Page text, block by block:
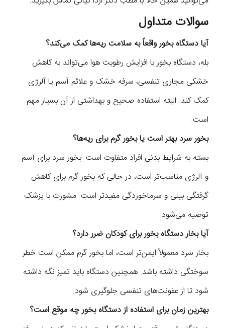
سوالات متداول
آیا دستگاه بخور واقعاً به سلامت ریه‌ها کمک می‌کند؟
بله، دستگاه بخور با افزایش رطوبت هوا می‌تواند به کاهش
خشکی مجاری تنفسی، سرفه خشک و علائم آسم یا آلرژی
کمک کند. البته استفاده صحیح و بهداشتی از آن بسیار مهم
است.
بخور سرد بهتر است یا بخور گرم برای ریه‌ها؟
بسته به شرایط بدنی افراد متفاوت است. بخور سرد برای آسم
و آلرژی مناسب‌تر است، در حالی که بخور گرم برای کاهش
گرفتگی بینی و سرماخوردگی مفیدتر است. مشورت با پزشک
توصیه می‌شود.
آیا بخار دستگاه بخور برای کودکان ضرر دارد؟
بخار سرد معمولاً ایمن‌تر است، اما بخور گرم ممکن است خطر
سوختگی داشته باشد. همچنین دستگاه باید تمیز نگه داشته
شود تا از عفونت‌های تنفسی جلوگیری شود.
بهترین زمان برای استفاده از دستگاه بخور چه موقع است؟